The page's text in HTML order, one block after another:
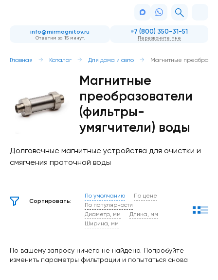
info@mirmagnitov.ru
Ответим за 15 минут.
+7 (800) 350-31-51
Перезвоните мне
Главная Каталог Для дома и авто Магнитные
Магнитные
преобразователи
(фильтры-
умягчители) воды
Долговечные магнитные устройства для очистки и
смягчения проточной воды
Сортировать:
По умолчанию
По цене
По популярности
Диаметр, мм
Длина, мм
Ширина, мм
По вашему запросу ничего не найдено. Попробуйте
изменить параметры фильтрации и попытаться снова